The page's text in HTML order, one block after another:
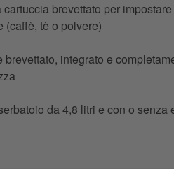
brevettato per
(caffè, tè o polvere)
integrato e
da 4,8 litri e con o senza